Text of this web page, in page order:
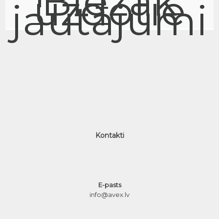
uzdotie
jautājumi
Kontakti
E-pasts
info@avex.lv